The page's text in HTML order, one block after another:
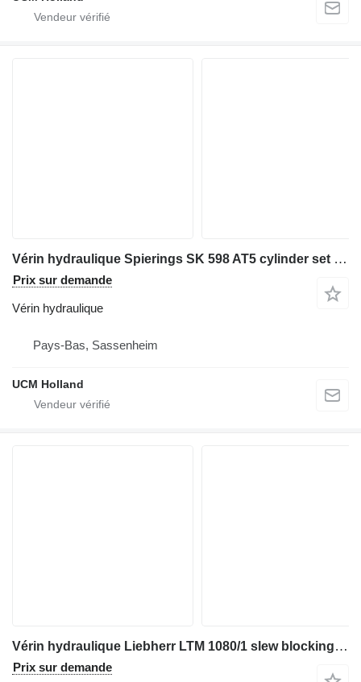
Vérin hydraulique Spierings SK 598 AT5 cylinder set pour grue mobile
Prix sur demande
Vérin hydraulique
Pays-Bas, Sassenheim
UCM Holland
Vérin hydraulique Liebherr LTM 1080/1 slew blocking pin 512384308 pour grue mobile
Prix sur demande